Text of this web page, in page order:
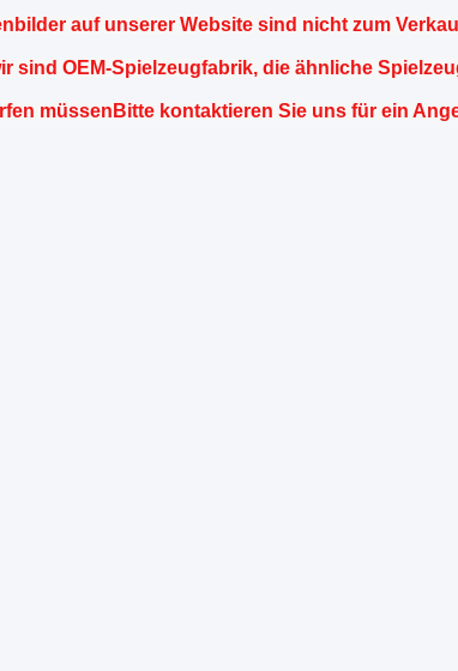
auf unserer Website sind nicht zum
sind OEM-Spielzeugfabrik, die ähnliche
müssenBitte kontaktieren Sie uns für ein